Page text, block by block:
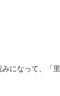
になって、「里